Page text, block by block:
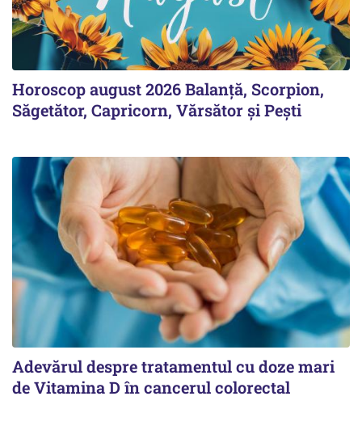
Horoscop august 2026 Balanță, Scorpion,
Săgetător, Capricorn, Vărsător și Pești
Adevărul despre tratamentul cu doze mari
de Vitamina D în cancerul colorectal